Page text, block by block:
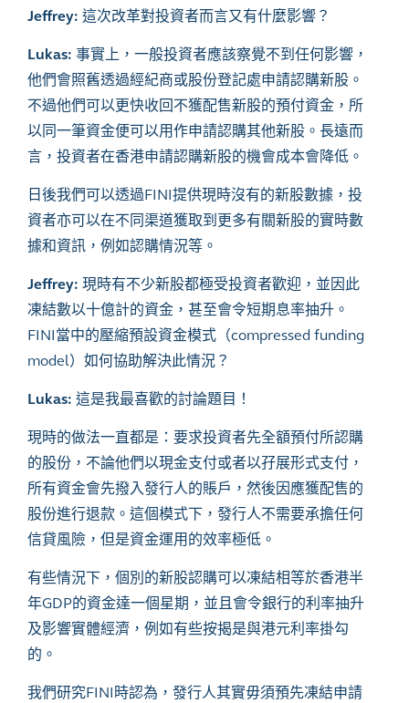
Jeffrey: 這次改革對投資者而言又有什麼影響？
Lukas: 事實上，一般投資者應該察覺不到任何影響，
他們會照舊透過經紀商或股份登記處申請認購新股。
不過他們可以更快收回不獲配售新股的預付資金，所
以同一筆資金便可以用作申請認購其他新股。長遠而
言，投資者在香港申請認購新股的機會成本會降低。
日後我們可以透過FINI提供現時沒有的新股數據，投
資者亦可以在不同渠道獲取到更多有關新股的實時數
據和資訊，例如認購情況等。
Jeffrey: 現時有不少新股都極受投資者歡迎，並因此
凍結數以十億計的資金，甚至會令短期息率抽升。
FINI當中的壓縮預設資金模式（compressed funding
model）如何協助解決此情況？
Lukas: 這是我最喜歡的討論題目！
現時的做法一直都是：要求投資者先全額預付所認購
的股份，不論他們以現金支付或者以孖展形式支付，
所有資金會先撥入發行人的賬戶，然後因應獲配售的
股份進行退款。這個模式下，發行人不需要承擔任何
信貸風險，但是資金運用的效率極低。
有些情況下，個別的新股認購可以凍結相等於香港半
年GDP的資金達一個星期，並且會令銀行的利率抽升
及影響實體經濟，例如有些按揭是與港元利率掛勾
的。
我們研究FINI時認為，發行人其實毋須預先凍結申請